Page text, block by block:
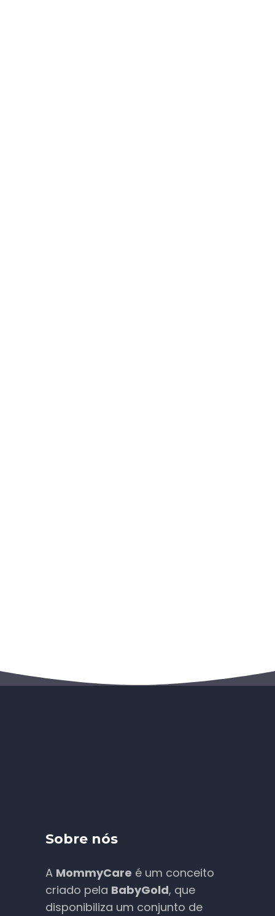
Sobre nós
A MommyCare é um conceito
criado pela BabyGold, que
disponibiliza um conjunto de